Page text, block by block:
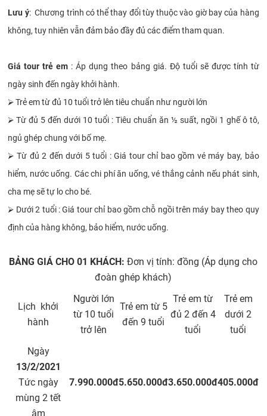
Lưu ý: Chương trình có thể thay đổi tùy thuộc vào giờ bay của hàng
không, tuy nhiên vẫn đảm bảo đầy đủ các điểm tham quan.
Giá tour trẻ em : Áp dụng theo bảng giá. Độ tuổi sẽ được tính từ
ngày sinh đến ngày khởi hành.
⮚ Trẻ em từ đủ 10 tuổi trở lên tiêu chuẩn như người lớn
⮚ Từ đủ 5 đến dưới 10 tuổi : Tiêu chuẩn ăn ½ suất, ngồi 1 ghế ô tô,
ngủ ghép chung với bố mẹ.
⮚ Từ đủ 2 đến dưới 5 tuổi : Giá tour chỉ bao gồm vé máy bay, bảo
hiểm, nước uống. Các chi phí ăn uống, vé thắng cảnh nếu phát sinh,
cha mẹ sẽ tự lo cho bé.
⮚ Dưới 2 tuổi : Giá tour chỉ bao gồm chỗ ngồi trên máy bay theo quy
định của hàng không, bảo hiểm, nước uống.
BẢNG GIÁ CHO 01 KHÁCH: Đơn vị tính: đồng (Áp dụng cho
đoàn ghép khách)
Lịch khởi
hành
Người lớn
từ 10 tuổi
trở lên
Trẻ em từ 5
đến 9 tuổi
Trẻ em từ
đủ 2 đến 4
tuổi
Trẻ em
dưới 2
tuổi
Ngày
13/2/2021
Tức ngày
mùng 2 tết
âm
7.990.000đ5.650.000đ3.650.000đ405.000đ